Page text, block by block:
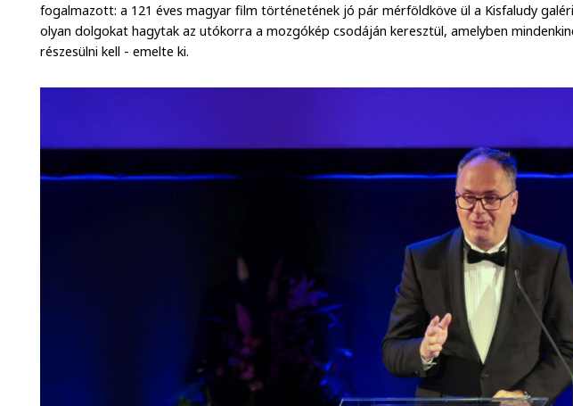
fogalmazott: a 121 éves magyar film történetének jó pár mérföldköve ül a Kisfaludy
olyan dolgokat hagytak az utókorra a mozgókép csodáján keresztül, amelyben
részesülni kell - emelte ki.